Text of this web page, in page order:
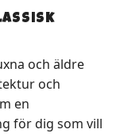
och äldre
och
en
för dig som vill